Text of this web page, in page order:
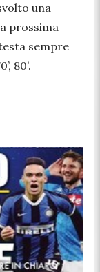
una
prossima
sempre
80’.